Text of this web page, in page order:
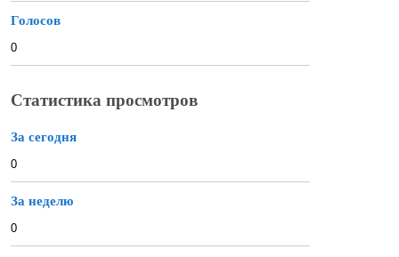
Голосов
0
Статистика просмотров
За сегодня
0
За неделю
0